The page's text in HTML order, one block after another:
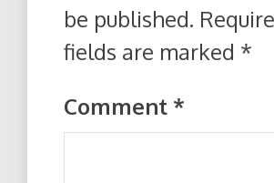
be published.
fields are marked *
Comment *